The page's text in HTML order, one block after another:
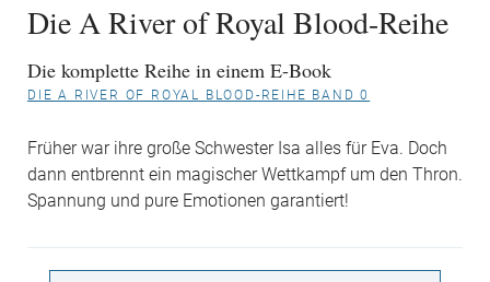
Die A River of Royal Blood-Reihe
Die komplette Reihe in einem E-Book
DIE A RIVER OF ROYAL BLOOD-REIHE BAND 0
Früher war ihre große Schwester Isa alles für Eva. Doch
dann entbrennt ein magischer Wettkampf um den Thron.
Spannung und pure Emotionen garantiert!